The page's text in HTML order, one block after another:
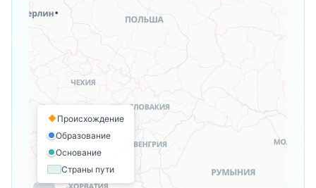
Происхождение
Образование
Основание
Страны пути